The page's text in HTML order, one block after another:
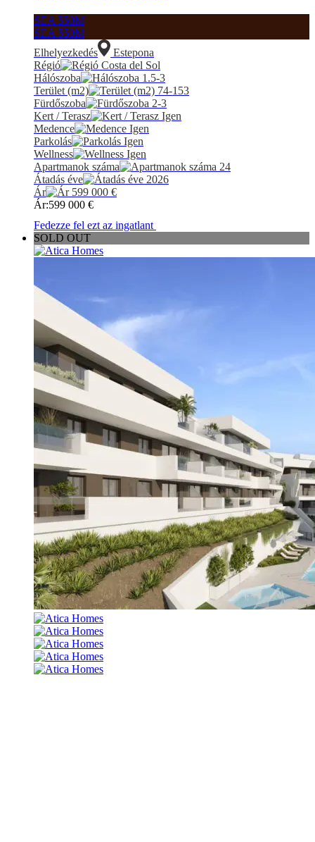
SEA 550M
SEA 550M
Elhelyezkedés
Estepona
Régió
Costa del Sol
Hálószoba
1.5-3
Terület (m2)
74-153
Fürdőszoba
2-3
Kert / Terasz
Igen
Medence
Igen
Parkolás
Igen
Wellness
Igen
Apartmanok száma
24
Átadás éve
2026
Ár
599 000 €
Ár:599 000 €
Fedezze fel ezt az ingatlant
SOLD OUT